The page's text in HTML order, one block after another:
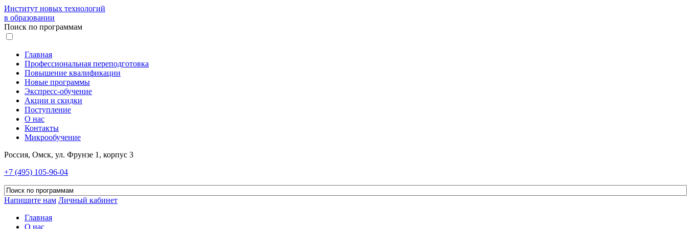
Институт новых технологий
в образовании
Поиск по программам
Главная
Профессиональная переподготовка
Повышение квалификации
Новые программы
Экспресс-обучение
Акции и скидки
Поступление
О нас
Контакты
Микрообучение
Россия, Омск, ул. Фрунзе 1, корпус 3
+7 (495) 105-96-04
Напишите нам Личный кабинет
Главная
О нас